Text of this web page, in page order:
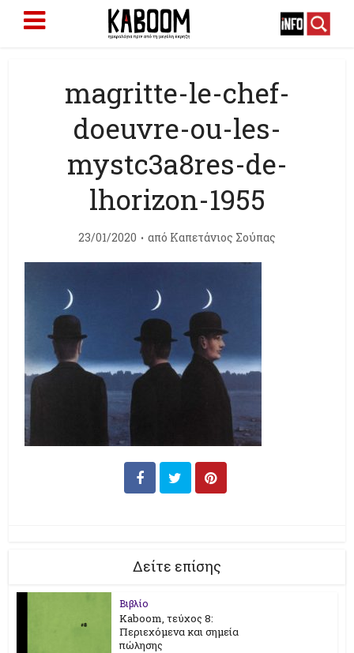
magritte-le-chef-
doeuvre-ou-les-
mystc3a8res-de-
lhorizon-1955
23/01/2020 από Καπετάνιος Σούπας
Δείτε επίσης
Βιβλίο
Kaboom, τεύχος 8:
Περιεχόμενα και σημεία
πώλησης